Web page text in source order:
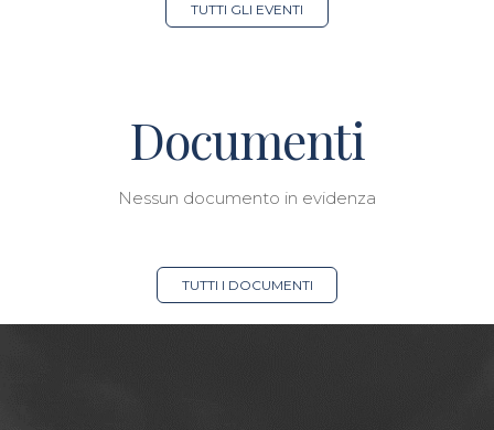
TUTTI GLI EVENTI
Documenti
Nessun documento in evidenza
TUTTI I DOCUMENTI